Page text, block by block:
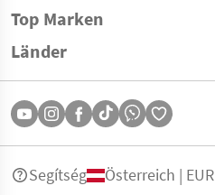
Top Marken
Länder
Segítség Österreich | EUR